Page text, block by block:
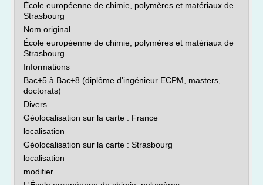
École européenne de chimie, polymères et matériaux de
Strasbourg
Nom original
École européenne de chimie, polymères et matériaux de
Strasbourg
Informations
Bac+5 à Bac+8 (diplôme d'ingénieur ECPM, masters,
doctorats)
Divers
Géolocalisation sur la carte : France
localisation
Géolocalisation sur la carte : Strasbourg
localisation
modifier